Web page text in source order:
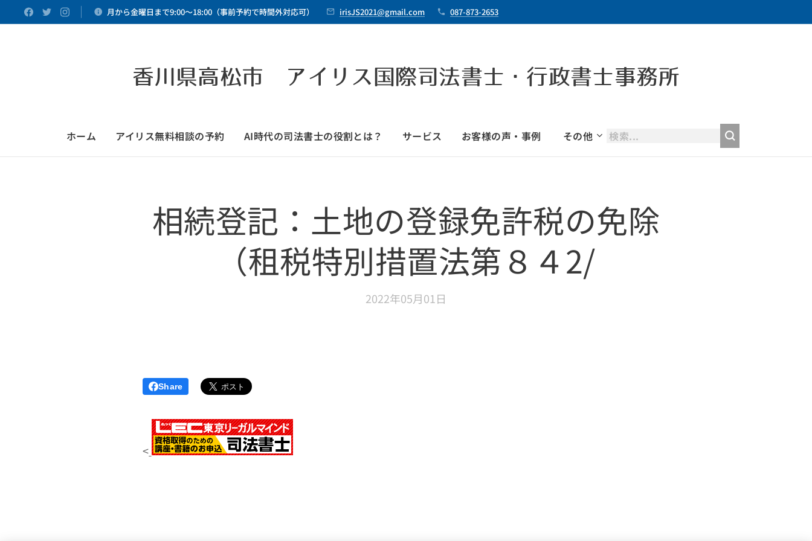
月から金曜日まで9:00～18:00（事前予約で時間外対応可） irisJS2021@gmail.com 087-873-2653
香川県高松市 アイリス国際司法書士・行政書士事務所
ホーム アイリス無料相談の予約 AI時代の司法書士の役割とは？ サービス お客様の声・事例 その他
相続登記：土地の登録免許税の免除
（租税特別措置法第８４2/
2022年05月01日
Share
<